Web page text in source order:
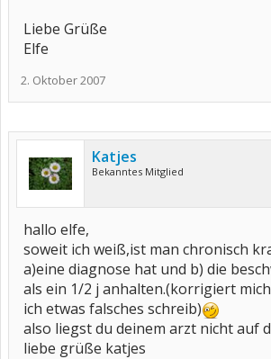
Liebe Grüße
Elfe
2. Oktober 2007
Katjes
Bekanntes Mitglied
hallo elfe,
soweit ich weiß,ist man chronisch
a)eine diagnose hat und b) die
als ein 1/2 j anhalten.(korrigiert
ich etwas falsches schreib)
also liegst du deinem arzt nicht auf
liebe grüße katjes